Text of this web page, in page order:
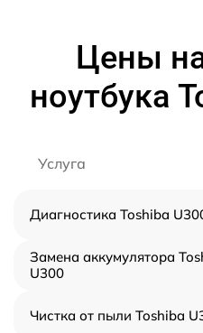
Цены
ноутбука
Услуга
Диагностика Toshiba
Замена аккумулятора
U300
Чистка от пыли Toshiba